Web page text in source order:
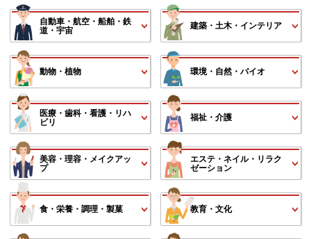
自動車・航空・船舶・鉄
道・宇宙
建築・土木・インテリア
動物・植物 環境・自然・バイオ
医療・歯科・看護・リハ
ビリ
福祉・介護
美容・理容・メイクアッ
プ
エステ・ネイル・リラク
ゼーション
食・栄養・調理・製菓 教育・文化